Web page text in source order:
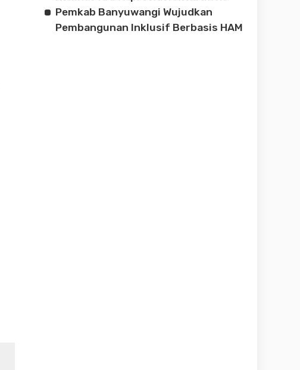
Pemkab Banyuwangi Wujudkan
Pembangunan Inklusif Berbasis HAM